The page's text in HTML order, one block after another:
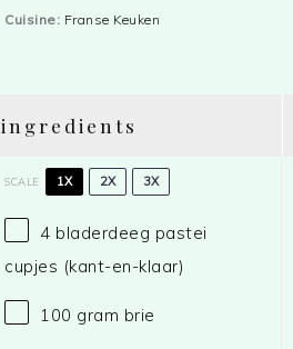
Cuisine: Franse Keuken
ingredients
SCALE 1X 2X 3X
4 bladerdeeg pastei
cupjes (kant-en-klaar)
100 gram brie